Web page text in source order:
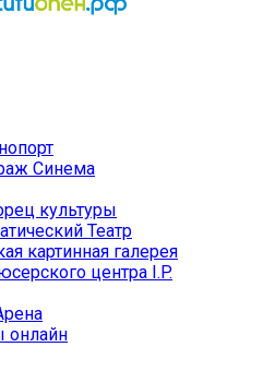
Синема
культуры
Театр
картинная галерея
центра I.P.
онлайн